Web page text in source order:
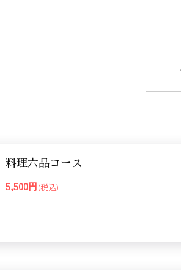
料理六品コース
5,500円(税込)